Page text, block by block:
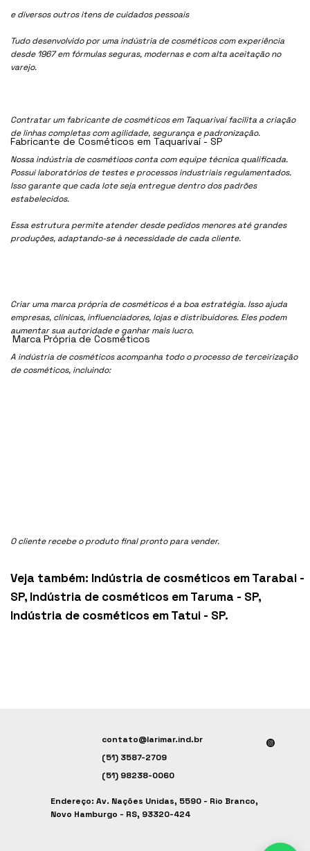
e diversos outros itens de cuidados pessoais
Tudo desenvolvido por uma indústria de cosméticos com experiência
desde 1967 em fórmulas seguras, modernas e com alta aceitação no
varejo.
Contratar um fabricante de cosméticos em Taquarivaí facilita a criação
de linhas completas com agilidade, segurança e padronização.
Nossa indústria de cosmétioos conta com equipe técnica qualificada.
Possui laboratórios de testes e processos industriais regulamentados.
Isso garante que cada lote seja entregue dentro dos padrões
estabelecidos.
Essa estrutura permite atender desde pedidos menores até grandes
produções, adaptando-se à necessidade de cada cliente.
Criar uma marca própria de cosméticos é a boa estratégia. Isso ajuda
empresas, clínicas, influenciadores, lojas e distribuidores. Eles podem
aumentar sua autoridade e ganhar mais lucro.
A indústria de cosméticos acompanha todo o processo de terceirização
de cosméticos, incluindo:
O cliente recebe o produto final pronto para vender.
Veja também: Indústria de cosméticos em Tarabai -
SP, Indústria de cosméticos em Taruma - SP,
Indústria de cosméticos em Tatui - SP.
Fabricante de Cosméticos em Taquarivaí - SP
Marca Própria de Cosméticos
contato@larimar.ind.br
(51) 3587-2709
(51) 98238-0060
Endereço: Av. Nações Unidas, 5590 - Rio Branco,
Novo Hamburgo - RS, 93320-424